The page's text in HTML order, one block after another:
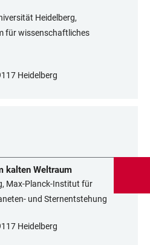
Heidelberg,
für wissenschaftliches
Heidelberg
kalten Weltraum
Max-Planck-Institut für
und Sternentstehung
Heidelberg